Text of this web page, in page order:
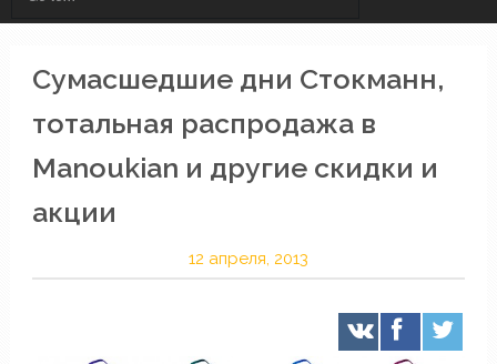
Сумасшедшие дни Стокманн,
тотальная распродажа в
Manoukian и другие скидки и
акции
12 апреля, 2013